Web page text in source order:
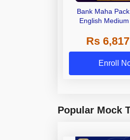
Bank Maha
English
Rs
Enroll
Popular Mock